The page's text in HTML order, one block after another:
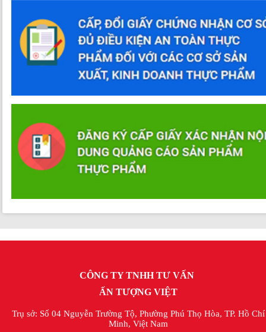
CÔNG TY TNHH TƯ VẤN
ẤN TƯỢNG VIỆT
Trụ sở: Số 04 Nguyễn Trường Tộ, Phường Phú Thọ Hòa, TP. Hồ Chí
Minh, Việt Nam